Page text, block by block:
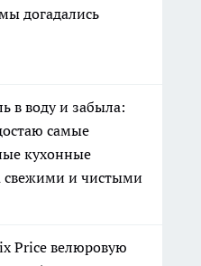
догадались
в воду и забыла:
самые
кухонные
свежими и чистыми
Price велюровую